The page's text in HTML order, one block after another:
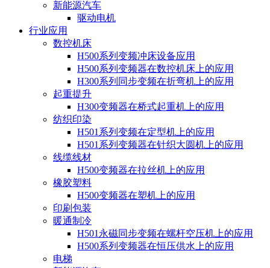
新能源汽车
驱动电机
行业应用
数控机床
H500系列变频冲床设备应用
H500系列变频器在数控机床上的应用
H300系列同步变频在折弯机上的应用
起重提升
H300变频器在桥式起重机上的应用
纺织印染
H501系列变频在定型机上的应用
H501系列变频器在针织大圆机上的应用
线缆线材
H500变频器在拉丝机上的应用
橡胶塑料
H500变频器在塑机上的应用
印刷包装
暖通制冷
H501永磁同步变频在螺杆空压机上的应用
H500系列变频器在恒压供水上的应用
电梯